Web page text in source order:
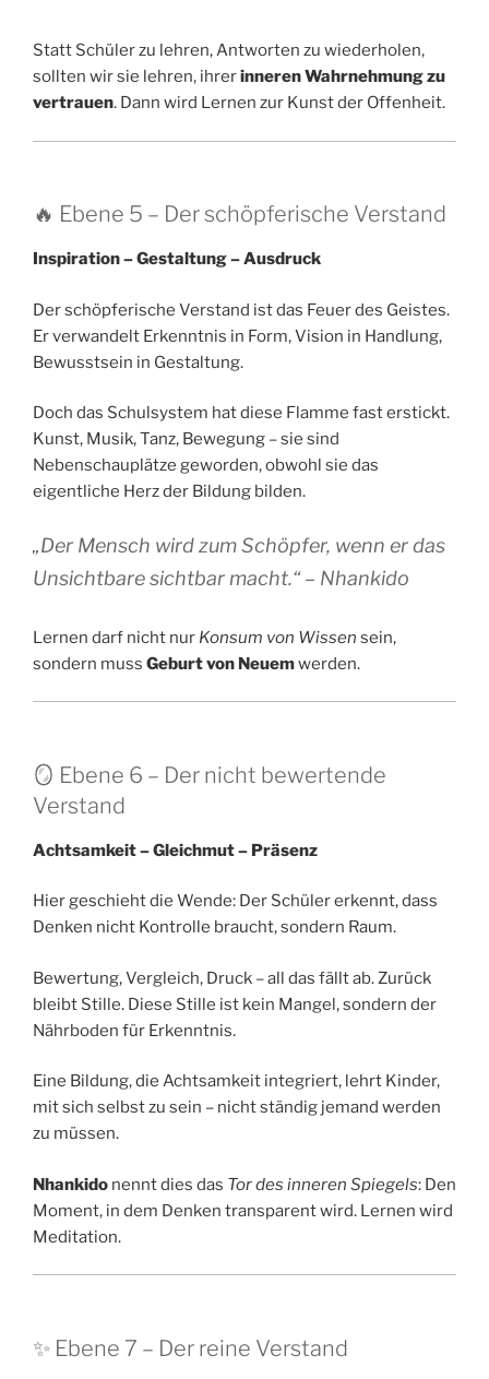
Statt Schüler zu lehren, Antworten zu wiederholen,
sollten wir sie lehren, ihrerinneren Wahrnehmung zu
vertrauen. Dann wird Lernen zur Kunst der Offenheit.
🔥 Ebene 5 – Der schöpferische Verstand
Inspiration – Gestaltung – Ausdruck
Der schöpferische Verstand ist das Feuer des Geistes.
Er verwandelt Erkenntnis in Form, Vision in Handlung,
Bewusstsein in Gestaltung.
Doch das Schulsystem hat diese Flamme fast erstickt.
Kunst, Musik, Tanz, Bewegung – sie sind
Nebenschauplätze geworden, obwohl sie das
eigentliche Herz der Bildung bilden.
„Der Mensch wird zum Schöpfer, wenn er das
Unsichtbare sichtbar macht.“ – Nhankido
Lernen darf nicht nur Konsum von Wissen sein,
sondern muss Geburt von Neuemwerden.
🪞 Ebene 6 – Der nicht bewertende
Verstand
Achtsamkeit – Gleichmut – Präsenz
Hier geschieht die Wende: Der Schüler erkennt, dass
Denken nicht Kontrolle braucht, sondern Raum.
Bewertung, Vergleich, Druck – all das fällt ab. Zurück
bleibt Stille. Diese Stille ist kein Mangel, sondern der
Nährboden für Erkenntnis.
Eine Bildung, die Achtsamkeit integriert, lehrt Kinder,
mit sich selbst zu sein – nicht ständig jemand werden
zu müssen.
Nhankido nennt dies das Tor des inneren Spiegels: Den
Moment, in dem Denken transparent wird. Lernen wird
Meditation.
✨ Ebene 7 – Der reine Verstand